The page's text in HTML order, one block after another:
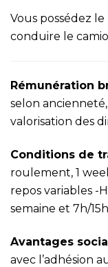
Vous possédez
conduire le
Rémunération
selon
valorisation des
Conditions de
roulement, 1
repos variables -
semaine et 7h/
Avantages
avec l’adhésion